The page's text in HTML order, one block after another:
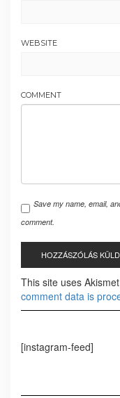
WEBSITE
COMMENT
Save my name, email,
comment.
This site uses
comment data is
[instagram-feed]